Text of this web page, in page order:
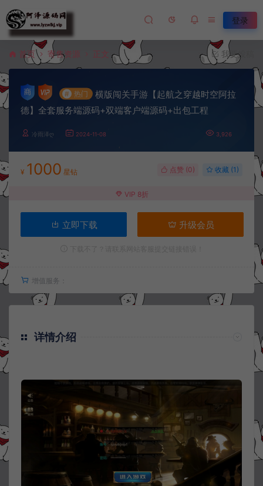
登录
首页 寄售资源 正文 我要投稿
# 热门
横版闯关手游【起航之穿越时空阿拉
德】全套服务端源码+双端客户端源码+出包工程
冷雨泽ღ 2024-11-08 3,926
¥ 1000 星钻 点赞 (0) 收藏 (1)
VIP 8折
立即下载 升级会员
增值服务：
详情介绍